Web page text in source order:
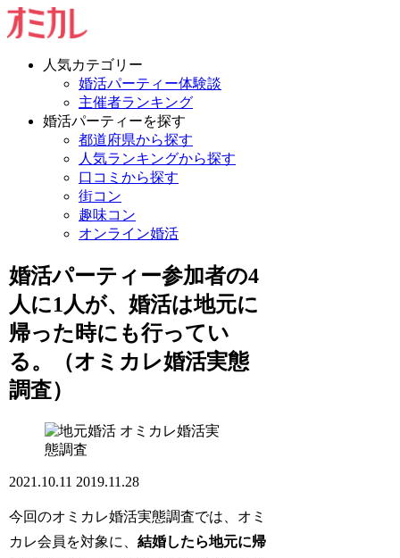
人気カテゴリー
婚活パーティー体験談
主催者ランキング
婚活パーティーを探す
都道府県から探す
人気ランキングから探す
口コミから探す
街コン
趣味コン
オンライン婚活
婚活パーティー参加者の4
人に1人が、婚活は地元に
帰った時にも行ってい
る。（オミカレ婚活実態
調査）
オミカレ婚活実
態調査
2021.10.11 2019.11.28
今回のオミカレ婚活実態調査では、オミ
カレ会員を対象に、結婚したら地元に帰